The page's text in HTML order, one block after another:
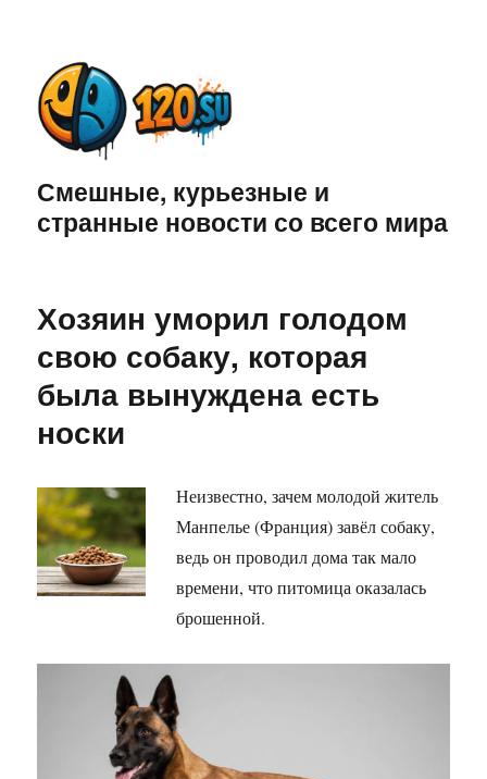
Смешные, курьезные и
странные новости со всего мира
Хозяин уморил голодом
свою собаку, которая
была вынуждена есть
носки
Неизвестно, зачем молодой житель
Манпелье (Франция) завёл собаку,
ведь он проводил дома так мало
времени, что питомица оказалась
брошенной.